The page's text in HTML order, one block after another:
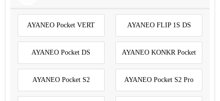
AYANEO Pocket VERT AYANEO FLIP 1S DS
AYANEO Pocket DS AYANEO KONKR Pocket
AYANEO Pocket S2 AYANEO Pocket S2 Pro